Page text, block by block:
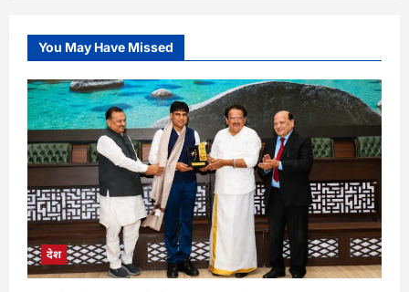
You May Have Missed
देश